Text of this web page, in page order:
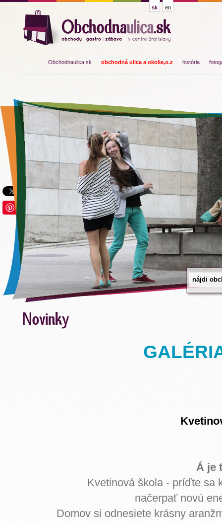
sk en
Obchodnaulica.sk obchodná ulica a okolie,o.z história
Á je
Kvetinová škola - príďte sa
načerpať novú
Domov si odnesiete krásny